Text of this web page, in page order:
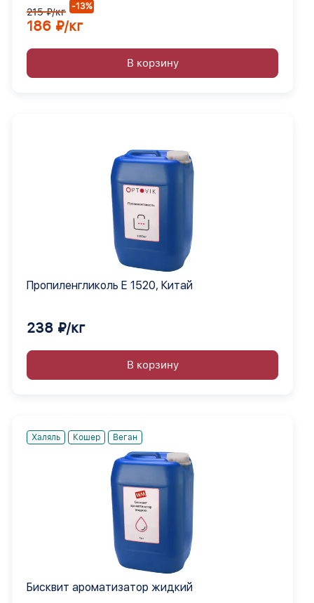
215 ₽/кг -13%
186 ₽/кг
В корзину
Пропиленгликоль Е 1520, Китай
238 ₽/кг
В корзину
Халяль Кошер Веган
Бисквит ароматизатор жидкий